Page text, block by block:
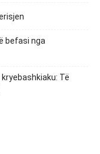
befasi nga
Të